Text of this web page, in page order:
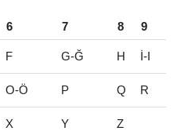
6 7 8 9
F G-Ğ H İ-I
O-Ö P Q R
X Y Z